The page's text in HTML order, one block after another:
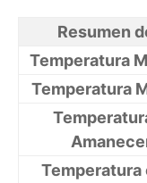
Resumen
Temperatura
Temperatura
Temperatura